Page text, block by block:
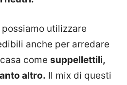
utilizzare
anche per arredare
come suppellettili,
altro. Il mix di questi